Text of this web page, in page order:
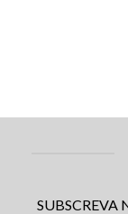
SUBSCREVA